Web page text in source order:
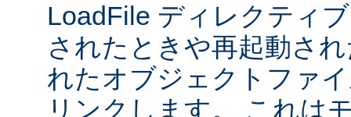
LoadFile ディレクティ
されたときや再起動さ
れたオブジェクトファ
リンクします。 これは